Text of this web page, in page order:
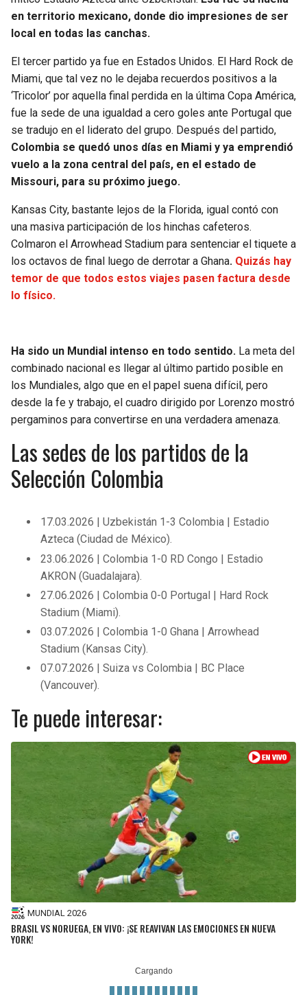
en territorio mexicano, donde dio impresiones de ser
local en todas las canchas.
El tercer partido ya fue en Estados Unidos. El Hard Rock de
Miami, que tal vez no le dejaba recuerdos positivos a la
‘Tricolor’ por aquella final perdida en la última Copa América,
fue la sede de una igualdad a cero goles ante Portugal que
se tradujo en el liderato del grupo. Después del partido,
Colombia se quedó unos días en Miami y ya emprendió
vuelo a la zona central del país, en el estado de
Missouri, para su próximo juego.
Kansas City, bastante lejos de la Florida, igual contó con
una masiva participación de los hinchas cafeteros.
Colmaron el Arrowhead Stadium para sentenciar el tiquete a
los octavos de final luego de derrotar a Ghana. Quizás hay
temor de que todos estos viajes pasen factura desde
lo físico.
Ha sido un Mundial intenso en todo sentido. La meta del
combinado nacional es llegar al último partido posible en
los Mundiales, algo que en el papel suena difícil, pero
desde la fe y trabajo, el cuadro dirigido por Lorenzo mostró
pergaminos para convertirse en una verdadera amenaza.
Las sedes de los partidos de la
Selección Colombia
17.03.2026 | Uzbekistán 1-3 Colombia | Estadio
Azteca (Ciudad de México).
23.06.2026 | Colombia 1-0 RD Congo | Estadio
AKRON (Guadalajara).
27.06.2026 | Colombia 0-0 Portugal | Hard Rock
Stadium (Miami).
03.07.2026 | Colombia 1-0 Ghana | Arrowhead
Stadium (Kansas City).
07.07.2026 | Suiza vs Colombia | BC Place
(Vancouver).
Te puede interesar:
MUNDIAL 2026
BRASIL VS NORUEGA, EN VIVO: ¡SE REAVIVAN LAS EMOCIONES EN NUEVA
YORK!